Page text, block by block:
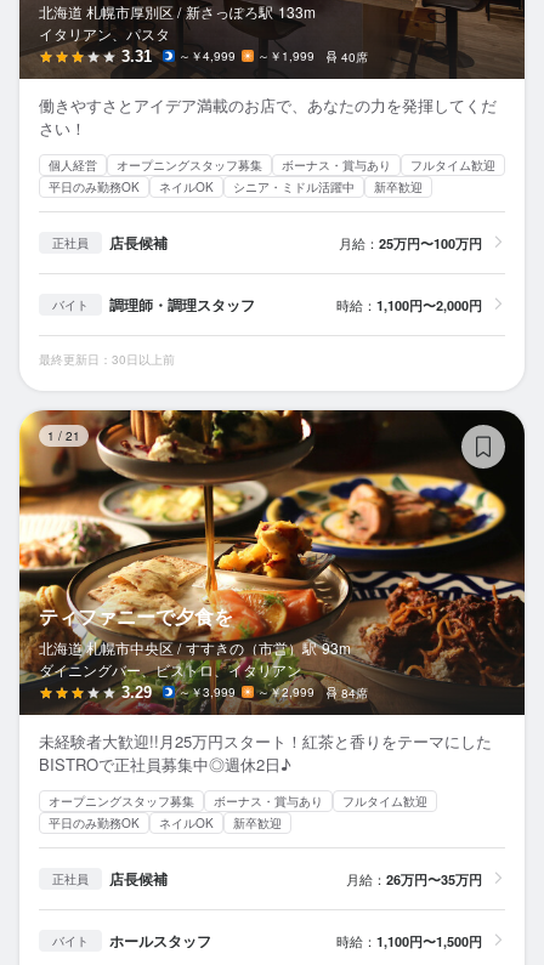
北海道 札幌市厚別区 / 新さっぽろ駅 133m
イタリアン、パスタ
3.31 ～￥4,999 ～￥1,999 40席
働きやすさとアイデア満載のお店で、あなたの力を発揮してくだ
さい！
個人経営 オープニングスタッフ募集 ボーナス・賞与あり
フルタイム歓迎
平日のみ勤務OK
ネイルOK シニア・ミドル活躍中 新卒歓迎
正社員 店長候補 月給： 25万円〜100万円
バイト 調理師・調理スタッフ 時給： 1,100円〜2,000円
最終更新日：30日以上前
1 / 21
ティファニーで夕食を
北海道 札幌市中央区 / すすきの（市営）駅 93m
ダイニングバー、ビストロ、イタリアン
3.29 ～￥3,999 ～￥2,999 84席
未経験者大歓迎!!月25万円スタート！紅茶と香りをテーマにした
BISTROで正社員募集中◎週休2日♪
オープニングスタッフ募集 ボーナス・賞与あり
フルタイム歓迎
平日のみ勤務OK
ネイルOK 新卒歓迎
正社員 店長候補 月給： 26万円〜35万円
バイト ホールスタッフ 時給： 1,100円〜1,500円